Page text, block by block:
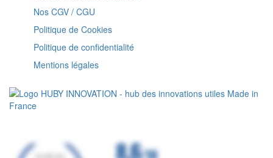
Nos CGV / CGU
Politique de Cookies
Politique de confidentialité
Mentions légales